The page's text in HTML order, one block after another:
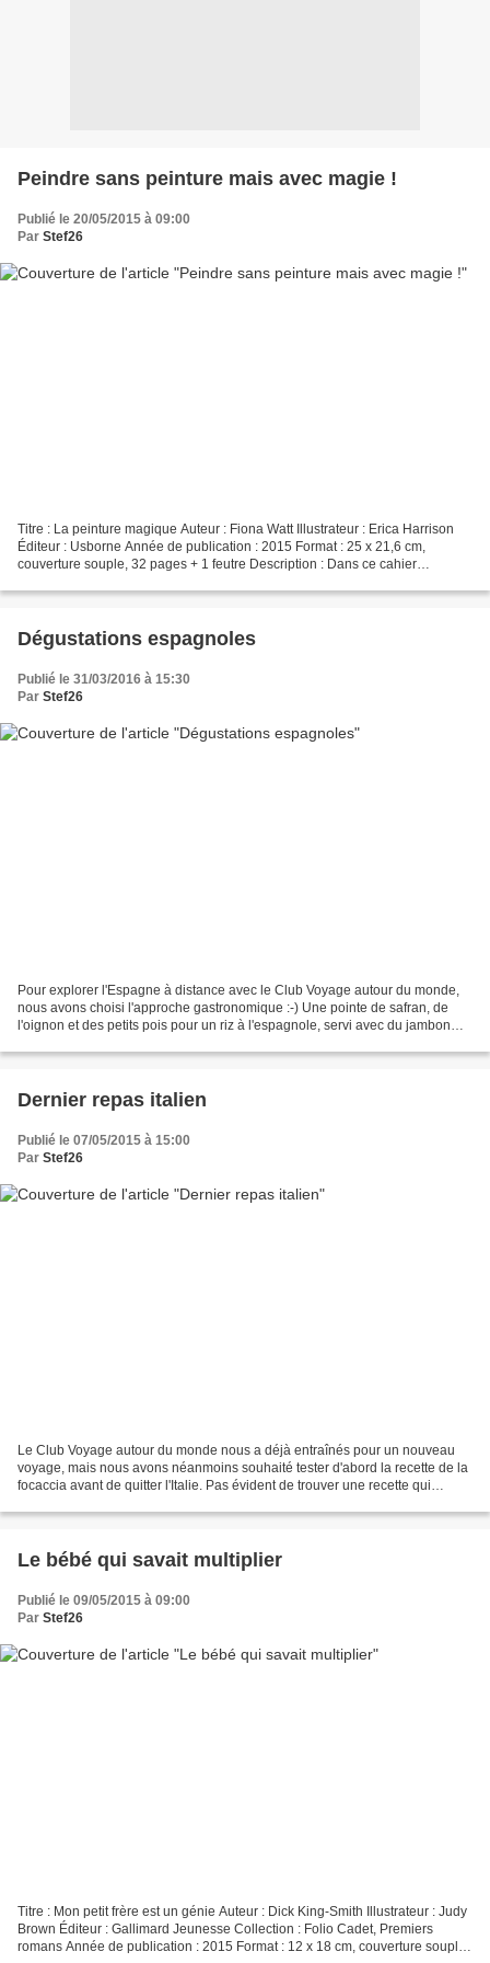
Peindre sans peinture mais avec magie !
Publié le 20/05/2015 à 09:00
Par Stef26
Titre : La peinture magique Auteur : Fiona Watt Illustrateur : Erica Harrison
Éditeur : Usborne Année de publication : 2015 Format : 25 x 21,6 cm,
couverture souple, 32 pages + 1 feutre Description : Dans ce cahier
Dégustations espagnoles
Publié le 31/03/2016 à 15:30
Par Stef26
Pour explorer l'Espagne à distance avec le Club Voyage autour du monde,
nous avons choisi l'approche gastronomique :-) Une pointe de safran, de
l'oignon et des petits pois pour un riz à l'espagnole, servi avec du jambon
Dernier repas italien
Publié le 07/05/2015 à 15:00
Par Stef26
Le Club Voyage autour du monde nous a déjà entraînés pour un nouveau
voyage, mais nous avons néanmoins souhaité tester d'abord la recette de la
focaccia avant de quitter l'Italie. Pas évident de trouver une recette qui
Le bébé qui savait multiplier
Publié le 09/05/2015 à 09:00
Par Stef26
Titre : Mon petit frère est un génie Auteur : Dick King-Smith Illustrateur : Judy
Brown Éditeur : Gallimard Jeunesse Collection : Folio Cadet, Premiers
romans Année de publication : 2015 Format : 12 x 18 cm, couverture souple,